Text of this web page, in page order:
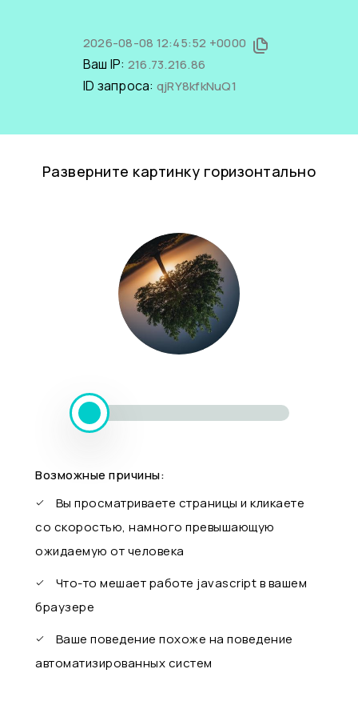
2026-08-08 12:45:52 +0000
Ваш IP: 216.73.216.86
ID запроса: qjRY8kfkNuQ1
Разверните картинку горизонтально
Возможные причины:
Вы просматриваете страницы и кликаете
со скоростью, намного превышающую
ожидаемую от человека
Что-то мешает работе javascript в вашем
браузере
Ваше поведение похоже на поведение
автоматизированных систем